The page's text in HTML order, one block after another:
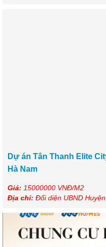
Dự án Tân Thanh Elite
Hà Nam
Giá: 15000000 VNĐ/M2
Địa chỉ: Đối diện UBND